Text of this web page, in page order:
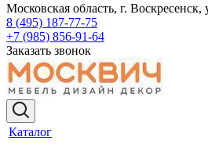
Московская область, г. Воскресенск,
8 (495) 187-77-75
+7 (985) 856-91-64
Заказать звонок
Каталог